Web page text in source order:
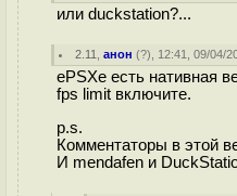
или duckstation?...
2.11 ,анон (?), 12:41, 09/04/
ePSXe есть нативная
fps limit включите.
p.s.
Комментаторы в этой
И mendafen и